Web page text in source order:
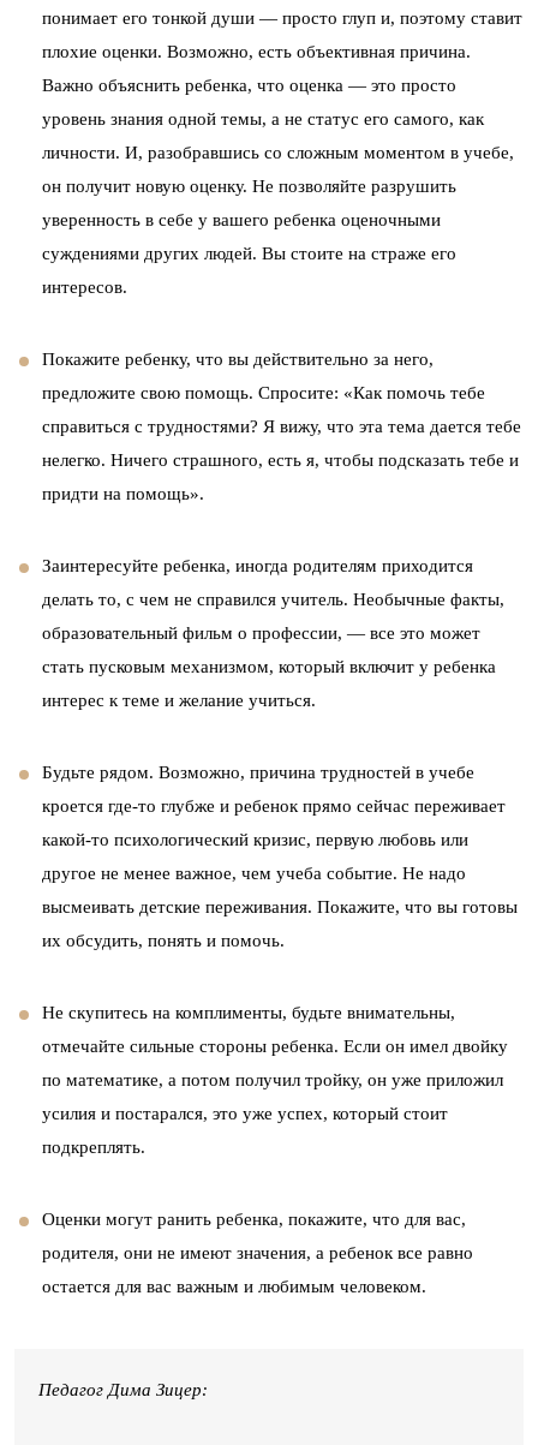
понимает его тонкой души — просто глуп и, поэтому ставит
плохие оценки. Возможно, есть объективная причина.
Важно объяснить ребенка, что оценка — это просто
уровень знания одной темы, а не статус его самого, как
личности. И, разобравшись со сложным моментом в учебе,
он получит новую оценку. Не позволяйте разрушить
уверенность в себе у вашего ребенка оценочными
суждениями других людей. Вы стоите на страже его
интересов.
Покажите ребенку, что вы действительно за него,
предложите свою помощь. Спросите: «Как помочь тебе
справиться с трудностями? Я вижу, что эта тема дается тебе
нелегко. Ничего страшного, есть я, чтобы подсказать тебе и
придти на помощь».
Заинтересуйте ребенка, иногда родителям приходится
делать то, с чем не справился учитель. Необычные факты,
образовательный фильм о профессии, — все это может
стать пусковым механизмом, который включит у ребенка
интерес к теме и желание учиться.
Будьте рядом. Возможно, причина трудностей в учебе
кроется где-то глубже и ребенок прямо сейчас переживает
какой-то психологический кризис, первую любовь или
другое не менее важное, чем учеба событие. Не надо
высмеивать детские переживания. Покажите, что вы готовы
их обсудить, понять и помочь.
Не скупитесь на комплименты, будьте внимательны,
отмечайте сильные стороны ребенка. Если он имел двойку
по математике, а потом получил тройку, он уже приложил
усилия и постарался, это уже успех, который стоит
подкреплять.
Оценки могут ранить ребенка, покажите, что для вас,
родителя, они не имеют значения, а ребенок все равно
остается для вас важным и любимым человеком.
Педагог Дима Зицер: